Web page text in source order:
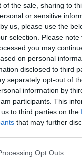
of the sale, sharing to
or sensitive
us, please use the
selection. Please
you may
on personal
disclosed to third
separately opt-out of
information by
participants. This
to third parties on the
that may further
Opt Outs
και δεν